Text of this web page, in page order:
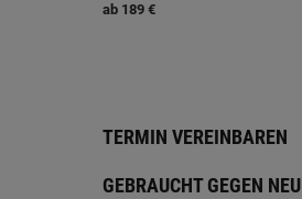
ab 189 €
TERMIN VEREINBAREN
GEBRAUCHT GEGEN NEU